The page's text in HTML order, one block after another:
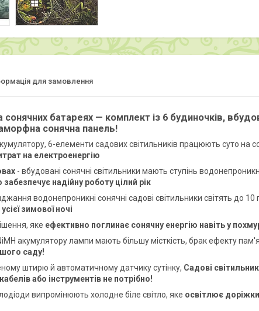
для замовлення
сонячних батареях — комплект із 6 будиночків,
сонячна панель!
6-елементи садових світильників працюють суто на
на електроенергію
- вбудовані сонячні світильники мають ступінь
надійну роботу цілий рік
водонепроникні сонячні садові світильники світять до 10
зимової ночі
яке ефективно поглинає сонячну енергію навіть у
акумулятору лампи мають більшу місткість, брак ефекту
саду!
штирю й автоматичному датчику сутінку, Садові
або інструментів не потрібно!
випромінюють холодне біле світло, яке освітлює